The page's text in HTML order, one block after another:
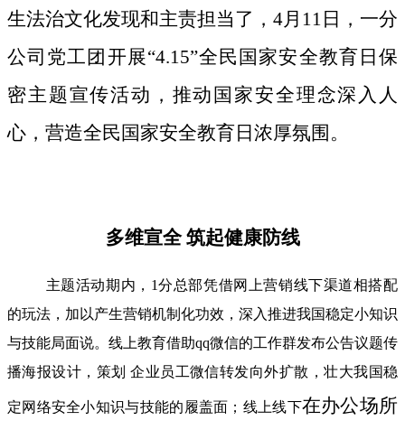
生法治文化发现和主责担当了，4月11日，一分
公司党工团开展“4.15”全民国家安全教育日保
密主题宣传活动，推动国家安全理念深入人
心，营造全民国家安全教育日浓厚氛围。
多维宣全 筑起健康防线
主题活动期内，1分总部凭借网上营销线下渠道相搭配
的玩法，加以产生营销机制化功效，深入推进我国稳定小知识
与技能局面说。线上教育借助qq微信的工作群发布公告议题传
播海报设计，策划 企业员工微信转发向外扩散，壮大我国稳
定网络安全小知识与技能的履盖面；线上线下在办公场所